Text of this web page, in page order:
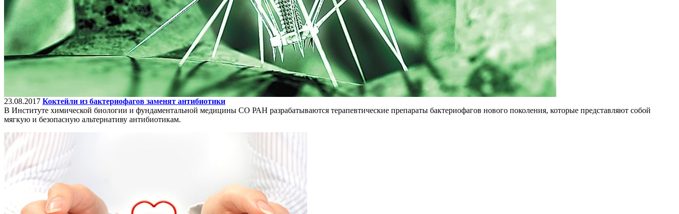
23.08.2017 Коктейли из бактериофагов заменят антибиотики
В Институте химической биологии и фундаментальной медицины СО РАН разрабатываются терапевтические препараты бактериофагов нового поколения, которые представляют собой
мягкую и безопасную альтернативу антибиотикам.